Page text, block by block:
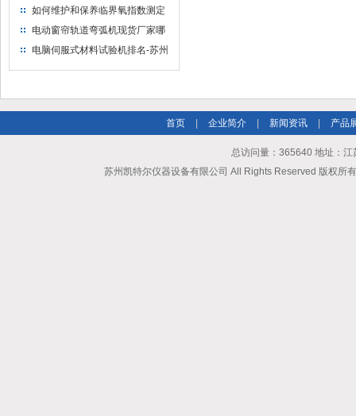
数分析仪
如何维护和保养临界氧指数测定
仪
电动窗帘轨道弯弧机现货厂家哪
家好呢？苏州凯特尔仪器
电脑伺服式材料试验机排名-苏州
首页 企业简介 新闻资讯 产品
总访问量：365640 地址：
苏州凯特尔仪器设备有限公司 All Rights Reserved 版权所